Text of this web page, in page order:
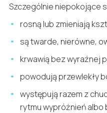
Szczególnie niepokojące
rosną lub zmieniają
są twarde, nierówne,
krwawią bez wyraźnej
powodują przewlekły
występują razem z
rytmu wypróżnień albo